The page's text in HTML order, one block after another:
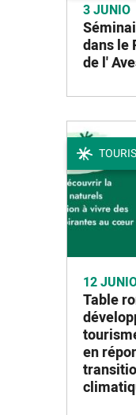
3 JUNIO
dans le
de l'
12
Table
en